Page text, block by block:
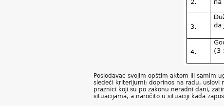
Poslodavac svojim opštim aktom ili samim
sledeći kriterijumi: doprinos na radu, uslovi
praznici koji su po zakonu neradni dani,
situacijama, a naročito u situaciji kada